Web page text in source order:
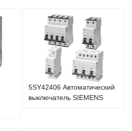
5SY42406 Автоматический
выключатель SIEMENS